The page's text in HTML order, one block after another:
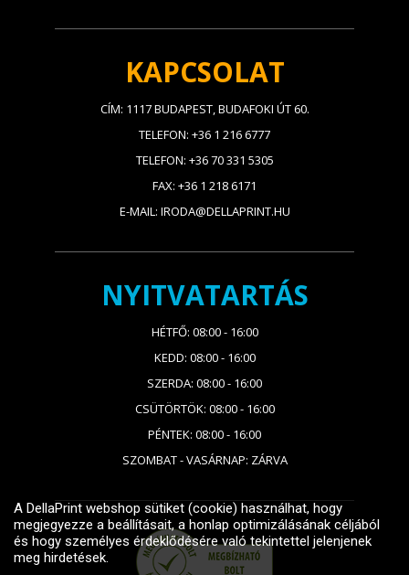
KAPCSOLAT
CÍM: 1117 BUDAPEST, BUDAFOKI ÚT 60.
TELEFON: +36 1 216 6777
TELEFON: +36 70 331 5305
FAX: +36 1 218 6171
E-MAIL: IRODA@DELLAPRINT.HU
NYITVATARTÁS
HÉTFŐ: 08:00 - 16:00
KEDD: 08:00 - 16:00
SZERDA: 08:00 - 16:00
CSÜTÖRTÖK: 08:00 - 16:00
PÉNTEK: 08:00 - 16:00
SZOMBAT - VASÁRNAP: ZÁRVA